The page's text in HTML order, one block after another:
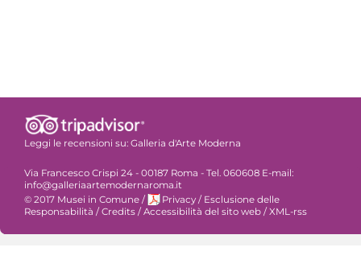
Leggi le recensioni su: Galleria d'Arte Moderna
Via Francesco Crispi 24 - 00187 Roma - Tel. 060608 E-mail:
info@galleriaartemodernaroma.it
© 2017 Musei in Comune / Privacy / Esclusione delle
Responsabilità / Credits / Accessibilità del sito web / XML-rss